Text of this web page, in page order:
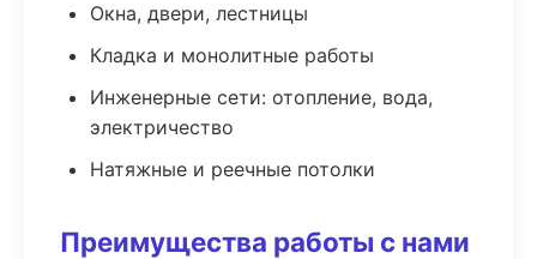
Окна, двери, лестницы
Кладка и монолитные работы
Инженерные сети: отопление, вода,
электричество
Натяжные и реечные потолки
Преимущества работы с нами